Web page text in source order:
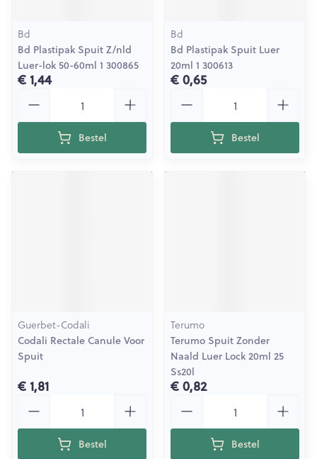
Bd
Bd Plastipak Spuit Z/nld
Luer-lok 50-60ml 1 300865
€ 1,44
Bestel
Bd
Bd Plastipak Spuit Luer
20ml 1 300613
€ 0,65
Bestel
Guerbet-Codali
Codali Rectale Canule Voor
Spuit
€ 1,81
Bestel
Terumo
Terumo Spuit Zonder
Naald Luer Lock 20ml 25
Ss20l
€ 0,82
Bestel